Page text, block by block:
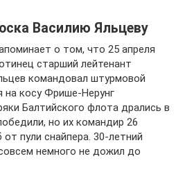
Василию Яльцеву
о том, что 25 апреля
старший лейтенант
командовал штурмовой
на косу Фрише-Нерунг
Балтийского флота дрались в
но их командир 26
от пули снайпера. 30-летний
немного не дожил до